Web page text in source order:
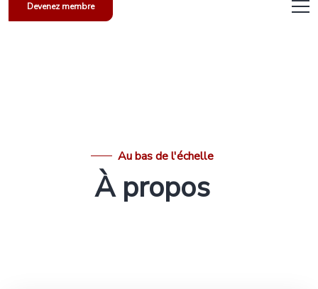
Devenez membre
Au bas de l'échelle
À propos